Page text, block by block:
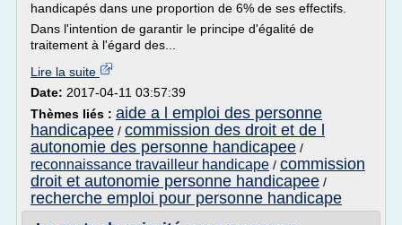
handicapés dans une proportion de 6% de ses effectifs.
Dans l'intention de garantir le principe d'égalité de
traitement à l'égard des...
Lire la suite
Date: 2017-04-11 03:57:39
Thèmes liés : aide a l emploi des personne
handicapee / commission des droit et de l
autonomie des personne handicapee /
reconnaissance travailleur handicape / commission
droit et autonomie personne handicapee /
recherche emploi pour personne handicape